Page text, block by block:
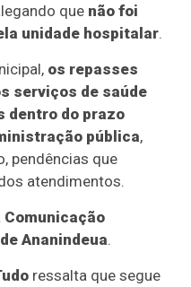
que não foi
unidade hospitalar.
os repasses
serviços de saúde
dentro do prazo
pública,
pendências que
atendimentos.
Comunicação
Ananindeua.
ressalta que segue